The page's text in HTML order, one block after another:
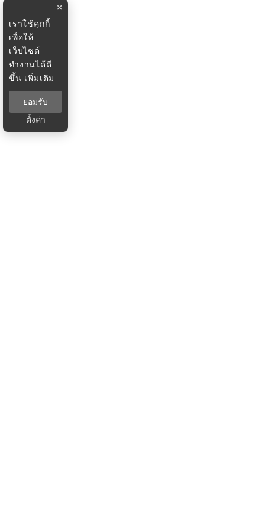
×
เราใช้คุกกี้
เพื่อให้
เว็บไซต์
ทำงานได้ดี
ขึ้น เพิ่มเติม
ยอมรับ
ตั้งค่า